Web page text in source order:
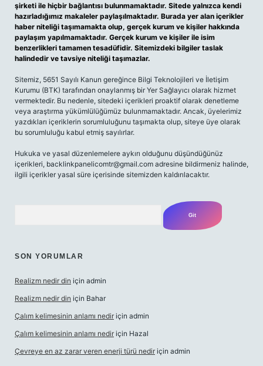
şirketi ile hiçbir bağlantısı bulunmamaktadır. Sitede yalnızca kendi
hazırladığımız makaleler paylaşılmaktadır. Burada yer alan içerikler
haber niteliği taşımamakta olup, gerçek kurum ve kişiler hakkında
paylaşım yapılmamaktadır. Gerçek kurum ve kişiler ile isim
benzerlikleri tamamen tesadüfidir. Sitemizdeki bilgiler taslak
halindedir ve tavsiye niteliği taşımazlar.
Sitemiz, 5651 Sayılı Kanun gereğince Bilgi Teknolojileri ve İletişim
Kurumu (BTK) tarafından onaylanmış bir Yer Sağlayıcı olarak hizmet
vermektedir. Bu nedenle, sitedeki içerikleri proaktif olarak denetleme
veya araştırma yükümlülüğümüz bulunmamaktadır. Ancak, üyelerimiz
yazdıkları içeriklerin sorumluluğunu taşımakta olup, siteye üye olarak
bu sorumluluğu kabul etmiş sayılırlar.
Hukuka ve yasal düzenlemelere aykırı olduğunu düşündüğünüz
içerikleri, backlinkpanelicomtr@gmail.com adresine bildirmeniz halinde,
ilgili içerikler yasal süre içerisinde sitemizden kaldırılacaktır.
SON YORUMLAR
Realizm nedir din için admin
Realizm nedir din için Bahar
Çalım kelimesinin anlamı nedir için admin
Çalım kelimesinin anlamı nedir için Hazal
Çevreye en az zarar veren enerji türü nedir için admin